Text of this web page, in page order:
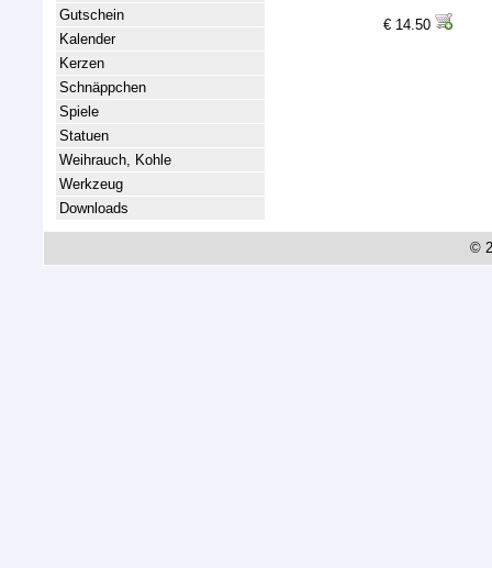
Gutschein
Kalender
Kerzen
Schnäppchen
Spiele
Statuen
Weihrauch, Kohle
Werkzeug
Downloads
€ 14.50
©